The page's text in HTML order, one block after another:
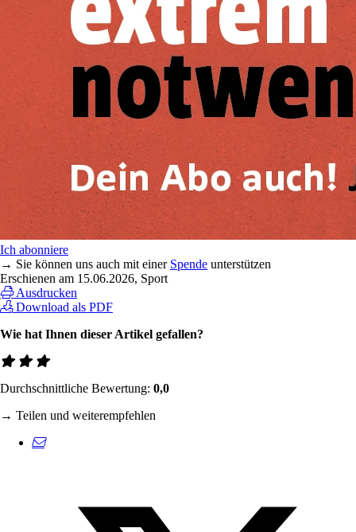
Ich abonniere
→ Sie können uns auch mit einer Spende unterstützen
Erschienen am 15.06.2026, Sport
Ausdrucken
Download als PDF
Wie hat Ihnen dieser Artikel gefallen?
Durchschnittliche Bewertung: 0,0
→ Teilen und weiterempfehlen